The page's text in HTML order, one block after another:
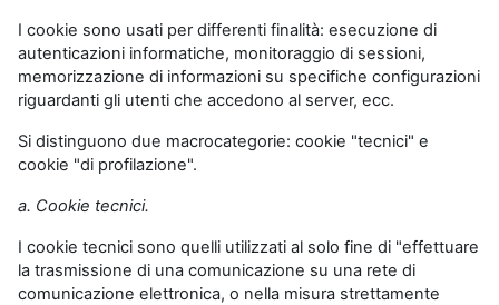
I cookie sono usati per differenti finalità: esecuzione di
autenticazioni informatiche, monitoraggio di sessioni,
memorizzazione di informazioni su specifiche configurazioni
riguardanti gli utenti che accedono al server, ecc.
Si distinguono due macrocategorie: cookie "tecnici" e
cookie "di profilazione".
a. Cookie tecnici.
I cookie tecnici sono quelli utilizzati al solo fine di "effettuare
la trasmissione di una comunicazione su una rete di
comunicazione elettronica, o nella misura strettamente